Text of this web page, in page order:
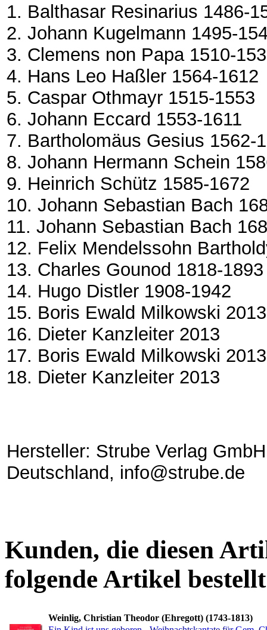
1. Balthasar Resinarius 1486-
2. Johann Kugelmann 1495-
3. Clemens non Papa 1510-
4. Hans Leo Haßler 1564-1612
5. Caspar Othmayr 1515-1553
6. Johann Eccard 1553-1611
7. Bartholomäus Gesius 1562-
8. Johann Hermann Schein
9. Heinrich Schütz 1585-1672
10. Johann Sebastian Bach
11. Johann Sebastian Bach
12. Felix Mendelssohn
13. Charles Gounod 1818-1893
14. Hugo Distler 1908-1942
15. Boris Ewald Milkowski 2013
16. Dieter Kanzleiter 2013
17. Boris Ewald Milkowski
18. Dieter Kanzleiter 2013
Hersteller: Strube Verlag
Deutschland, info@strube.de
Kunden, die diesen
folgende Artikel
Weinlig, Christian Theodor (Ehregott) (1743-1813)